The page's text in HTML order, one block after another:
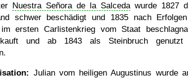
Nuestra Señora de la Salcedawurde 1827
schwer beschädigt und 1835 nach
ersten Carlistenkrieg vom Staat
und ab 1843 als Steinbruch genutzt
Julian vom heiligen Augustinus wurde